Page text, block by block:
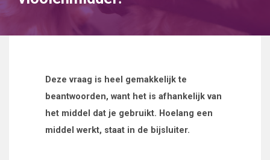
Deze vraag is heel gemakkelijk te
beantwoorden, want het is afhankelijk van
het middel dat je gebruikt. Hoelang een
middel werkt, staat in de bijsluiter.